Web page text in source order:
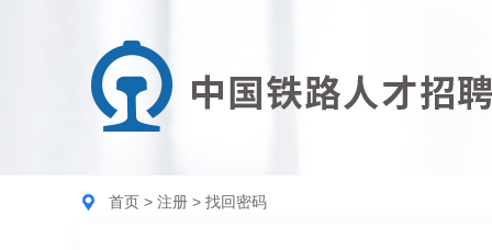
首页 > 注册 > 找回密码